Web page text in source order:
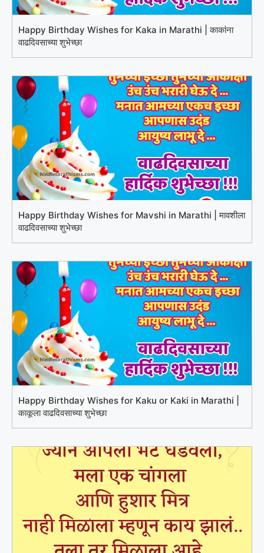
Happy Birthday Wishes for Kaka in Marathi | काकांना
वाढदिवसाच्या शुभेच्छा
Happy Birthday Wishes for Mavshi in Marathi | मावशीला
वाढदिवसाच्या शुभेच्छा
Happy Birthday Wishes for Kaku or Kaki in Marathi |
काकूला वाढदिवसाच्या शुभेच्छा